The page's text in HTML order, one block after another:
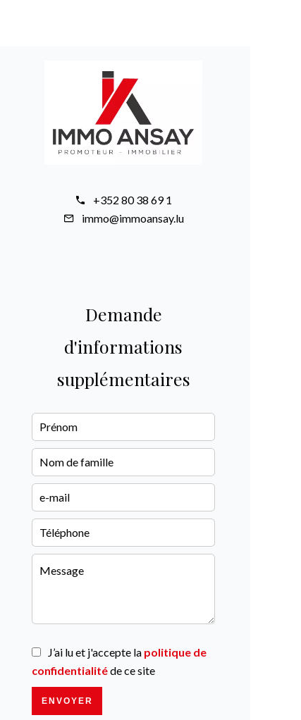
+352 80 38 69 1
immo@immoansay.lu
Demande
d'informations
supplémentaires
J’ai lu et j'accepte la politique de
confidentialitéde ce site
ENVOYER